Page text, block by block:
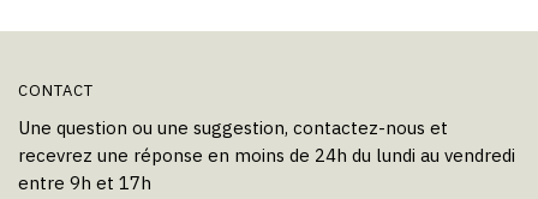
CONTACT
Une question ou une suggestion, contactez-nous et
recevrez une réponse en moins de 24h du lundi au vendredi
entre 9h et 17h